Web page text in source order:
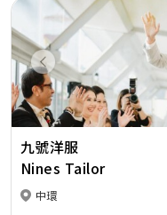
Previous
九號洋服
Nines Tailor
中環